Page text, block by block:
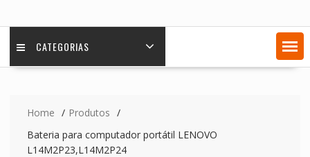
CATEGORIAS
Home
Produtos
Bateria para computador portátil LENOVO
L14M2P23,L14M2P24